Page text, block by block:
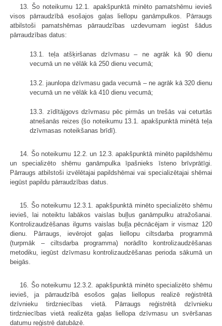
13. Šo noteikumu 12.1. apakšpunktā minēto pamatshēmu ievieš
visos pārraudzībā esošajos gaļas liellopu ganāmpulkos. Pārraugs
atbilstoši pamatshēmas pārraudzības uzdevumam iegūst šādus
pārraudzības datus:
13.1. teļa atšķiršanas dzīvmasu – ne agrāk kā 90 dienu
vecumā un ne vēlāk kā 250 dienu vecumā;
13.2. jaunlopa dzīvmasu gada vecumā – ne agrāk kā 320 dienu
vecumā un ne vēlāk kā 410 dienu vecumā;
13.3. zīdītājgovs dzīvmasu pēc pirmās un trešās vai ceturtās
atnešanās reizes (šo noteikumu 13.1. apakšpunktā minētā teļa
dzīvmasas noteikšanas brīdī).
14. Šo noteikumu 12.2. un 12.3. apakšpunktā minēto papildshēmu
un specializēto shēmu ganāmpulka īpašnieks īsteno brīvprātīgi.
Pārraugs atbilstoši izvēlētajai papildshēmai vai specializētajai shēmai
iegūst papildu pārraudzības datus.
15. Šo noteikumu 12.3.1. apakšpunktā minēto specializēto shēmu
ievieš, lai noteiktu labākos vaislas buļļus ganāmpulku atražošanai.
Kontrolizaudzēšanas ilgums vaislas buļļa pēcnācējam ir vismaz 120
dienu. Pārraugs, ievērojot gaļas liellopu ciltsdarba programmā
(turpmāk – ciltsdarba programma) norādīto kontrolizaudzēšanas
metodiku, iegūst dzīvmasu kontrolizaudzēšanas perioda sākumā un
beigās.
16. Šo noteikumu 12.3.2. apakšpunktā minēto specializēto shēmu
ievieš, ja pārraudzībā esošos gaļas liellopus realizē reģistrētā
dzīvnieku tirdzniecības vietā. Pārraugs reģistrētā dzīvnieku
tirdzniecības vietā realizēta gaļas liellopa dzīvmasu un svēršanas
datumu reģistrē datubāzē.